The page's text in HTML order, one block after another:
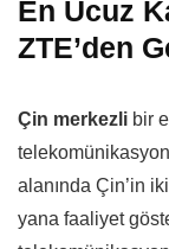
En Ucuz
ZTE’den
Çin merkezli bir
alanında Çin’in
yana faaliyet